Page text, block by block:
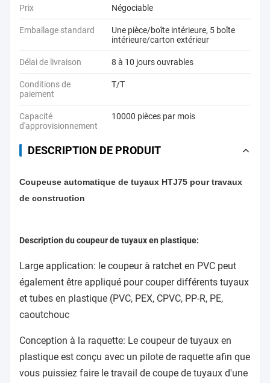
Prix Négociable
Emballage standard
Une pièce/boîte intérieure, 5 boîte
intérieure/carton extérieur
Délai de livraison 8 à 10 jours ouvrables
Conditions de
paiement
T/T
Capacité
d'approvisionnement
10000 pièces par mois
DESCRIPTION DE PRODUIT
Coupeuse automatique de tuyaux HTJ75 pour travaux
de construction
Description du coupeur de tuyaux en plastique:
Large application: le coupeur à ratchet en PVC peut
également être appliqué pour couper différents tuyaux
et tubes en plastique (PVC, PEX, CPVC, PP-R, PE,
caoutchouc
Conception à la raquette: Le coupeur de tuyaux en
plastique est conçu avec un pilote de raquette afin que
vous puissiez faire le travail de coupe de tuyaux d'une